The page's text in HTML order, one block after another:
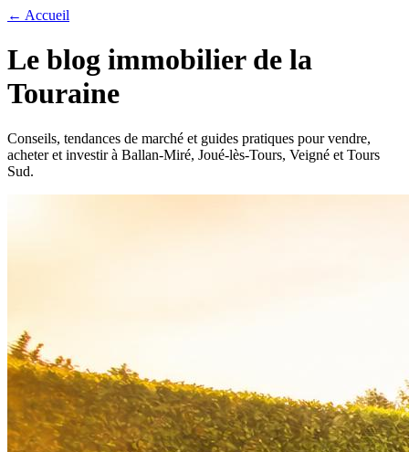
← Accueil
Le blog immobilier de la
Touraine
Conseils, tendances de marché et guides pratiques pour vendre,
acheter et investir à Ballan-Miré, Joué-lès-Tours, Veigné et Tours
Sud.